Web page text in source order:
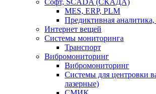
Софт, SCADA (СКАДА)
MES, ERP, PLM
Предиктивная
Интернет вещей
Системы мониторинга
Транспорт
Вибромониторинг
Вибромониторинг
Системы для центровки
лазерные)